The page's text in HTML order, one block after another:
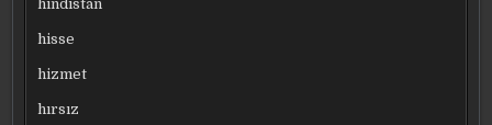
hindistan
hisse
hizmet
hırsız